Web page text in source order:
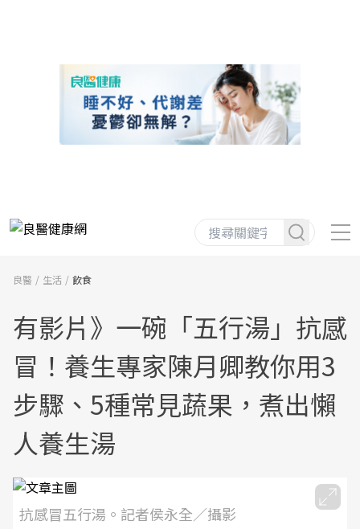
良醫 生活 飲食
有影片》一碗「五行湯」抗感
冒！養生專家陳月卿教你用3
步驟、5種常見蔬果，煮出懶
人養生湯
抗感冒五行湯。記者侯永全／攝影